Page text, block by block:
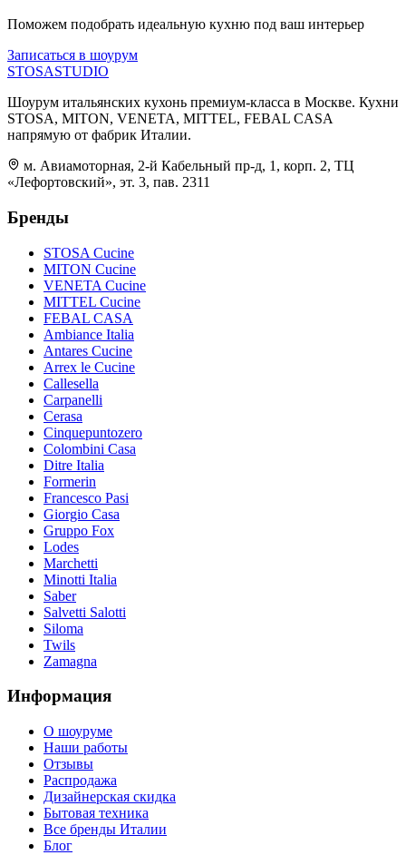
Поможем подобрать идеальную кухню под ваш интерьер
Записаться в шоурум
STOSASTUDIO
Шоурум итальянских кухонь премиум-класса в Москве. Кухни
STOSA, MITON, VENETA, MITTEL, FEBAL CASA
напрямую от фабрик Италии.
м. Авиамоторная, 2-й Кабельный пр-д, 1, корп. 2, ТЦ
«Лефортовский», эт. 3, пав. 2311
Бренды
STOSA Cucine
MITON Cucine
VENETA Cucine
MITTEL Cucine
FEBAL CASA
Ambiance Italia
Antares Cucine
Arrex le Cucine
Callesella
Carpanelli
Cerasa
Cinquepuntozero
Colombini Casa
Ditre Italia
Formerin
Francesco Pasi
Giorgio Casa
Gruppo Fox
Lodes
Marchetti
Minotti Italia
Saber
Salvetti Salotti
Siloma
Twils
Zamagna
Информация
О шоуруме
Наши работы
Отзывы
Распродажа
Дизайнерская скидка
Бытовая техника
Все бренды Италии
Блог